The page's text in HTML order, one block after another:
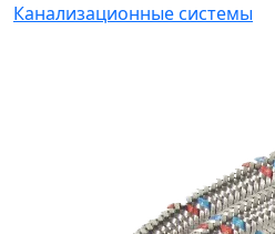
Канализационные системы